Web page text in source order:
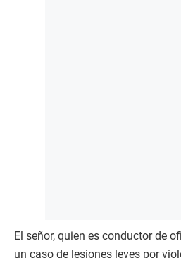
El señor, quien es conductor de
un caso de lesiones leves por